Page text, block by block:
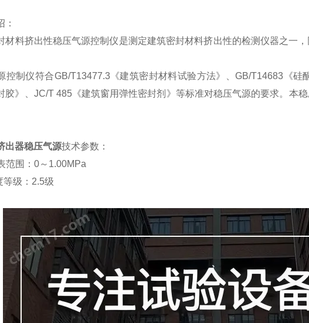
：
材料挤出性稳压气源控制仪是测定建筑密封材料挤出性的检测仪器之一
控制仪符合GB/T13477.3《建筑密封材料试验方法》、GB/T14683 《硅
胶》、 JC/T 485《建筑窗用弹性密封剂》等标准对稳压气源的要求。本
出器稳压气源技术参数：
范围：0～ 1.00MPa
级： 2.5级